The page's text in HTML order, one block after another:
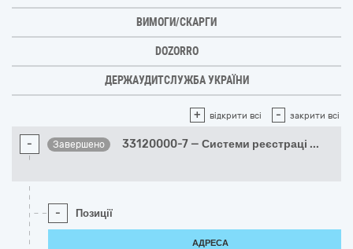
ВИМОГИ/СКАРГИ
DOZORRO
ДЕРЖАУДИТСЛУЖБА УКРАЇНИ
+ відкрити всі - закрити всі
- Завершено 33120000-7 — Системи реєстраці ...
- Позиції
АДРЕСА